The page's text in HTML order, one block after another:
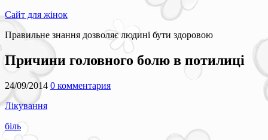
Сайт для жінок
Правильне знання дозволяє людині бути здоровою
Причини головного болю в потилиці
24/09/2014 0 комментария
Лікування
біль